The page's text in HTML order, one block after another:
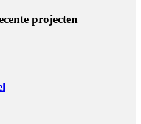
projecten